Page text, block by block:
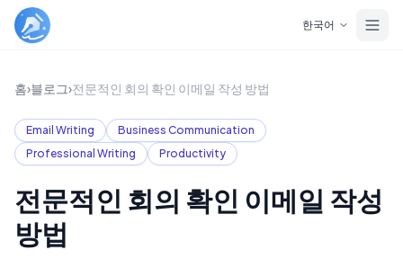
한국어
홈›블로그›전문적인 회의 확인 이메일 작성 방법
Email Writing
Business Communication
Professional Writing
Productivity
전문적인 회의 확인 이메일 작성
방법